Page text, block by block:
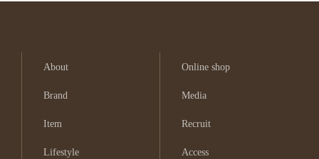
About
Brand
Item
Lifestyle
Online shop
Media
Recruit
Access